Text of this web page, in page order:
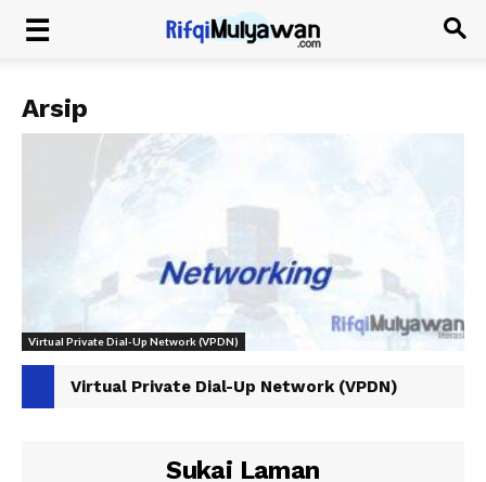
Arsip
Virtual Private Dial-Up Network (VPDN)
Virtual Private Dial-Up Network (VPDN)
Sukai Laman